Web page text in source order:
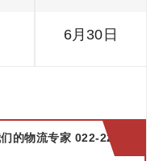
6月30日
的物流专家 022-2299